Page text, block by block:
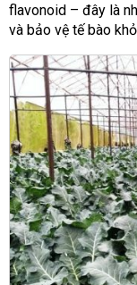
flavonoid – đây là
và bảo vệ tế bào